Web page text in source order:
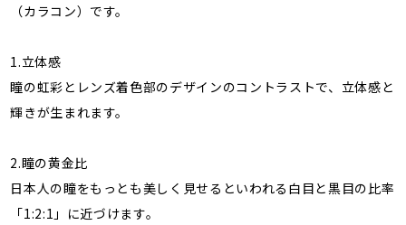
（カラコン）です。
1.立体感
瞳の虹彩とレンズ着色部のデザインのコントラストで、立体感と
輝きが生まれます。
2.瞳の黄金比
日本人の瞳をもっとも美しく見せるといわれる白目と黒目の比率
「1:2:1」に近づけます。